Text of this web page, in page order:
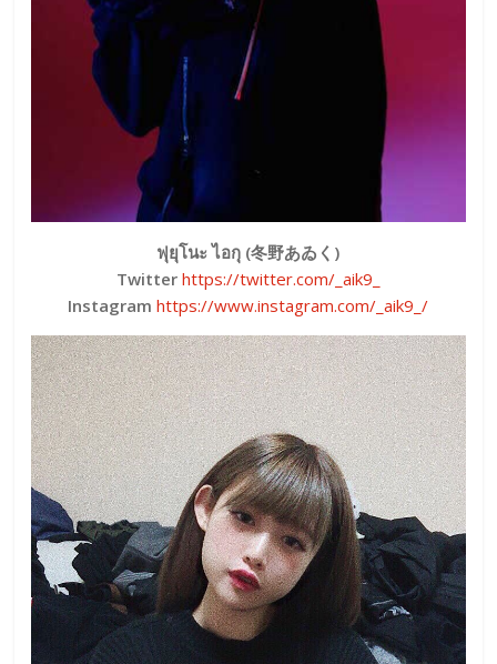
ฟุยุโนะ ไอกุ (冬野あゐく)
Twitter https://twitter.com/_aik9_
Instagram https://www.instagram.com/_aik9_/